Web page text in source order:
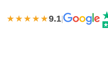
★★★★★9.1|